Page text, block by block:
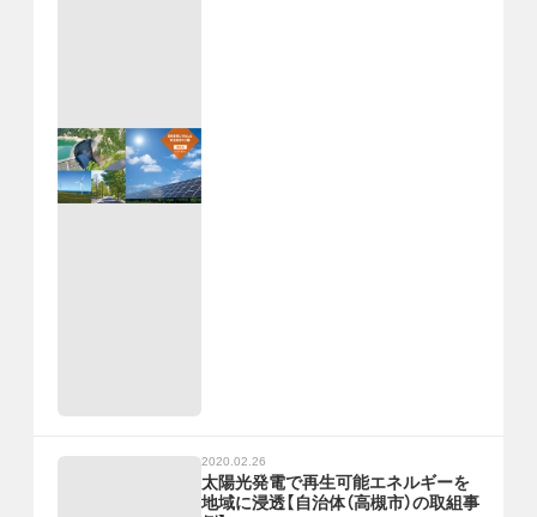
2020.02.26
太陽光発電で再生可能エネルギーを
地域に浸透【自治体（高槻市）の取組事